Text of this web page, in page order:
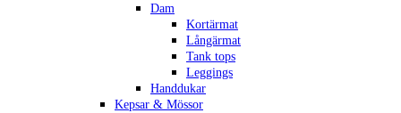
Dam
Kortärmat
Långärmat
Tank tops
Leggings
Handdukar
Kepsar & Mössor